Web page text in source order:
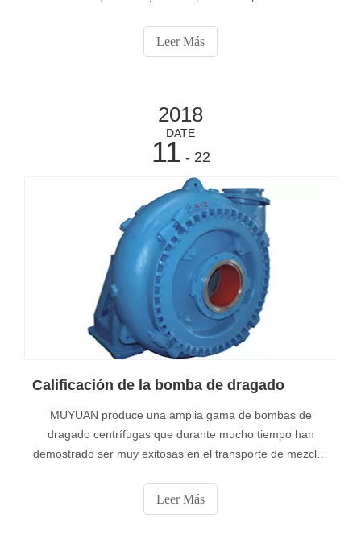
punto puede bombear una bomba de dragado debe tener
en cuenta las siguientes variables: Variables de diseño: •
Leer Más
2018
DATE
11 - 22
Calificación de la bomba de dragado
MUYUAN produce una amplia gama de bombas de
dragado centrífugas que durante mucho tiempo han
demostrado ser muy exitosas en el transporte de mezclas
MUYUAN incluye: • Bomba tradicional • Bomba de alta
eficiencia • Bomba especial • Bombas y bombas
Leer Más